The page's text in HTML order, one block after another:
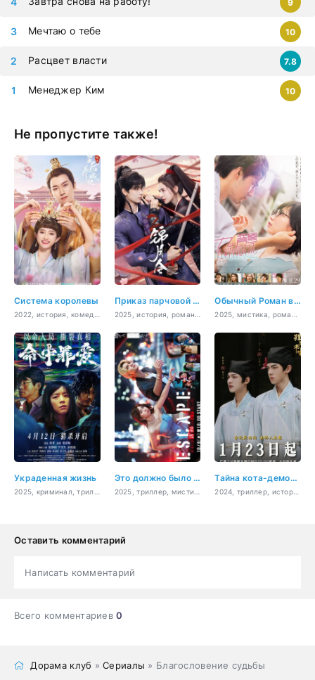
Менеджер Ким 10
Расцвет власти 7.8
Мечтаю о тебе 10
9
Не пропустите также!
Система королевы Приказ парчовой луны Обычный Роман в Коулуне
Украденная жизнь Это должно было быть похищение Тайна кота-демона из Академии Циншань
2024, триллер, история, мистика, фэнтези
Оставить комментарий
Написать комментарий
Всего комментариев0
Дорама клуб »Сериалы » Благословение судьбы